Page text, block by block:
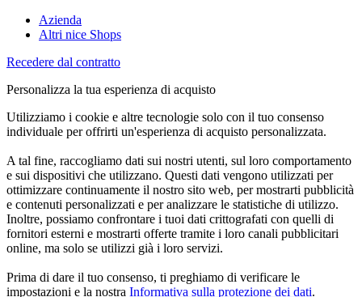
Azienda
Altri nice Shops
Recedere dal contratto
Personalizza la tua esperienza di acquisto
Utilizziamo i cookie e altre tecnologie solo con il tuo consenso
individuale per offrirti un'esperienza di acquisto personalizzata.
A tal fine, raccogliamo dati sui nostri utenti, sul loro comportamento
e sui dispositivi che utilizzano. Questi dati vengono utilizzati per
ottimizzare continuamente il nostro sito web, per mostrarti pubblicità
e contenuti personalizzati e per analizzare le statistiche di utilizzo.
Inoltre, possiamo confrontare i tuoi dati crittografati con quelli di
fornitori esterni e mostrarti offerte tramite i loro canali pubblicitari
online, ma solo se utilizzi già i loro servizi.
Prima di dare il tuo consenso, ti preghiamo di verificare le
impostazioni e la nostra Informativa sulla protezione dei dati.